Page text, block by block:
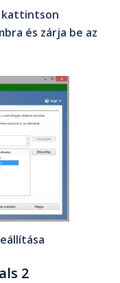
kattintson
és zárja be az
2